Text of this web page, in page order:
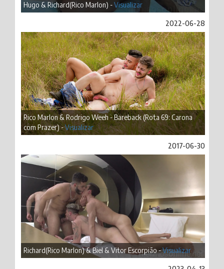
Hugo & Richard(Rico Marlon) -Visualizar
2022-06-28
Rico Marlon & Rodrigo Weeh - Bareback (Rota 69: Carona
com Prazer) -Visualizar
2017-06-30
Richard(Rico Marlon) & Biel & Vitor Escorpião -Visualizar